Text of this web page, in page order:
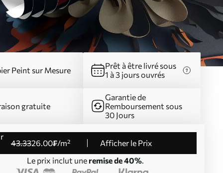
Peint sur Mesure
Prêt à être livré sous
1 à 3 jours ouvrés
gratuite
Garantie de
Remboursement sous
30 Jours
43.3326 .00₣/m²
Afficher le Prix
Le prix inclut une remise de 40%.